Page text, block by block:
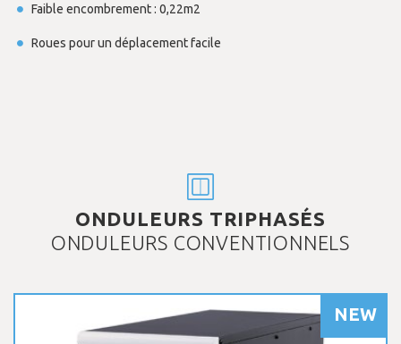
Faible encombrement : 0,22m2
Roues pour un déplacement facile
ONDULEURS TRIPHASÉS
ONDULEURS CONVENTIONNELS